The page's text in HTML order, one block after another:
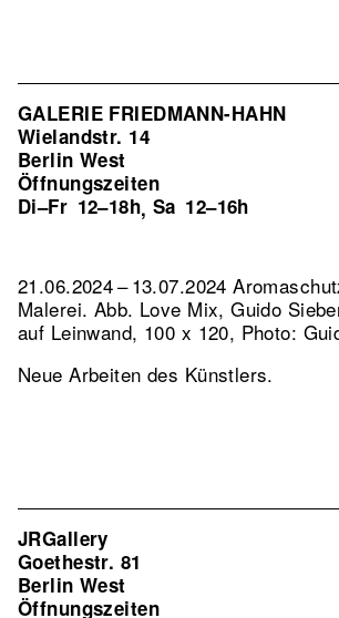
GALERIE FRIEDMANN-HAHN
Wielandstr. 14
Berlin West
Öffnungszeiten
Di–Fr 12–18h, Sa 12–16h
21.06.2024 – 13.07.2024
Malerei. Abb. Love Mix, Guido
auf Leinwand, 100 x 120, Photo:
Neue Arbeiten des Künstlers.
JRGallery
Goethestr. 81
Berlin West
Öffnungszeiten